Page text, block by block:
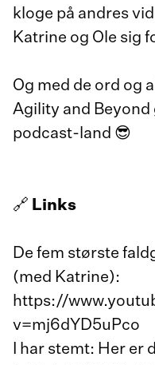
kloge på andres
Katrine og Ole sig
Og med de ord og
Agility and Beyond
podcast-land 😎
🔗 Links
De fem største
(med Katrine):
https://
v=mj6dYD5uPco
I har stemt: Her